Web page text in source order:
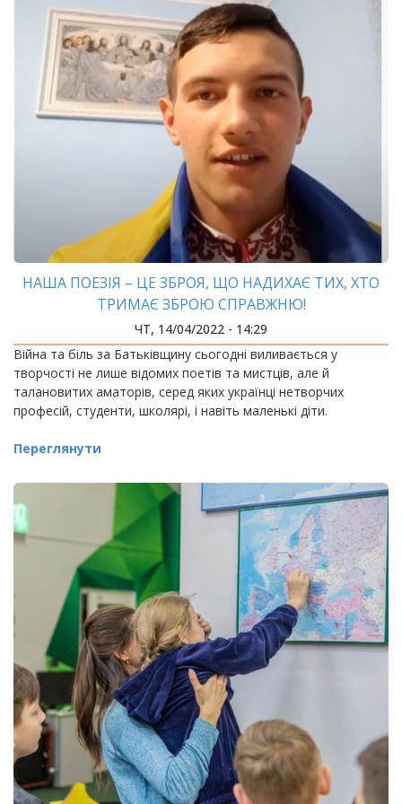
НАША ПОЕЗІЯ – ЦЕ ЗБРОЯ, ЩО НАДИХАЄ ТИХ, ХТО
ТРИМАЄ ЗБРОЮ СПРАВЖНЮ!
ЧТ, 14/04/2022 - 14:29
Війна та біль за Батьківщину сьогодні виливається у
творчості не лише відомих поетів та мистців, але й
талановитих аматорів, серед яких українці нетворчих
професій, студенти, школярі, і навіть маленькі діти.
Переглянути